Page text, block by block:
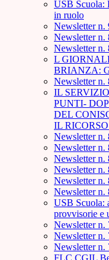
USB Scuola:
in ruolo
Newsletter n.
Newsletter n.
Newsletter n.
L
BRIANZA:
Newsletter n.
IL
PUNTI-
DEL
IL
Newsletter n.
Newsletter n.
Newsletter n.
Newsletter n.
Newsletter n.
Newsletter n.
USB Scuola:
provvisorie e
Newsletter n.
Newsletter n.
Newsletter n.